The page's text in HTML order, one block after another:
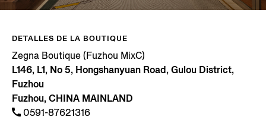
DETALLES DE LA BOUTIQUE
Zegna Boutique (Fuzhou MixC)
L146, L1, No 5, Hongshanyuan Road, Gulou District,
Fuzhou
Fuzhou, CHINA MAINLAND
0591-87621316